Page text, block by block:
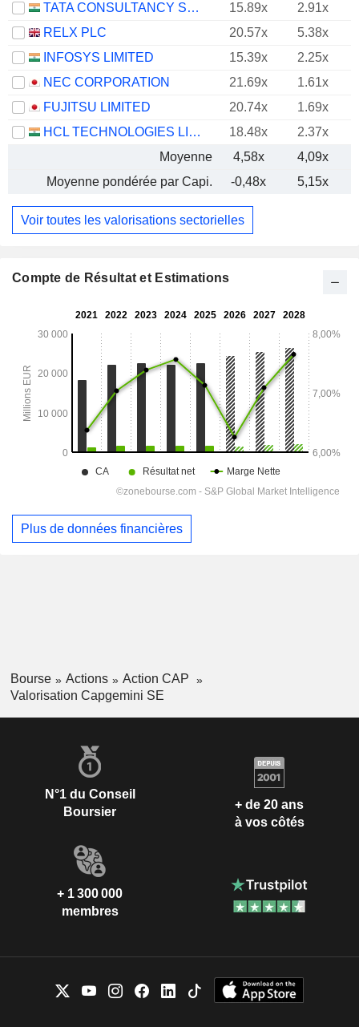
TATA CONSULTANCY SERVICES LTD.
15.89x 2.91x
RELX PLC
20.57x 5.38x
INFOSYS LIMITED
15.39x
2.25x
NEC CORPORATION
21.69x 1.61x
FUJITSU LIMITED
20.74x 1.69x
HCL TECHNOLOGIES LIMITED
18.48x 2.37x
Moyenne
4,58x 4,09x
Moyenne pondérée par Capi.
-0,48x 5,15x
Voir toutes les valorisations sectorielles
Compte de Résultat et Estimations
Plus de données financières
Bourse Actions
Action CAP
Valorisation Capgemini SE
N°1 du Conseil
Boursier
+ de 20 ans
à vos côtés
+ 1 300 000
membres